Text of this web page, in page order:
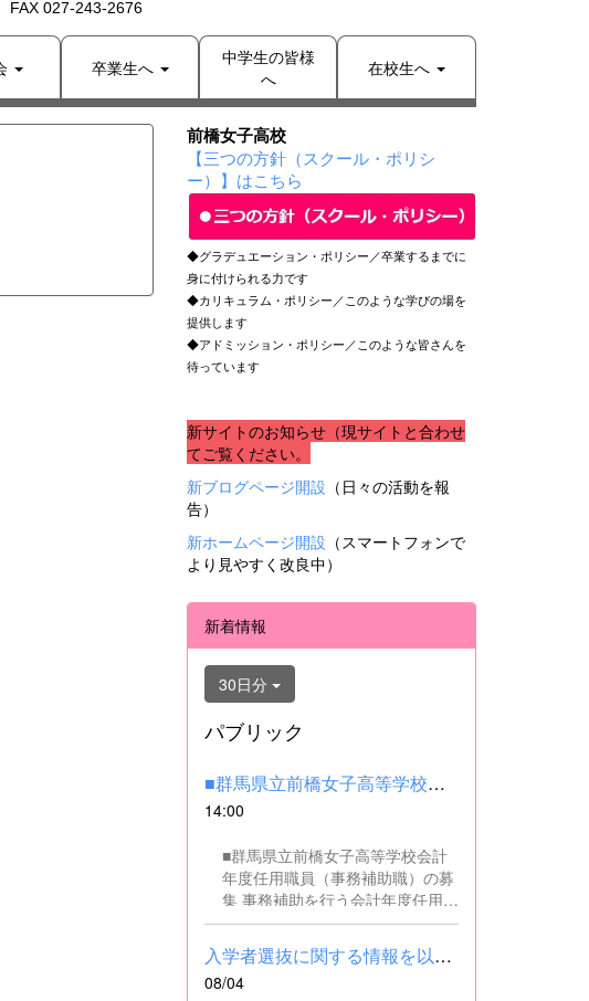
027-243-2676
卒業生へ
中学生の皆様
へ
在校生へ
前橋女子高校
【三つの方針（スクール・ポリシ
ー）】はこちら
◆グラデュエーション・ポリシー／卒業するまでに
身に付けられる力です
◆カリキュラム・ポリシー／このような学びの場を
提供します
◆アドミッション・ポリシー／このような皆さんを
待っています
新サイトのお知らせ（現サイトと合わせ
てご覧ください。
新ブログページ開設 （日々の活動を報
告）
新ホームページ開設 （スマートフォンで
より見やすく改良中）
新着情報
30日分
パブリック
■群馬県立前橋女子高等学校会計年度任用職員（事務補助職）の募集...
14:00
■群馬県立前橋女子高等学校会計
年度任用職員（事務補助職）の募
集 事務補助を行う会計年度任用職
員を募集します。 ■職務内容 事務
補助職に従事していただきます。
SSH（スーパーサイエンスハイス
クール）事業にかかるパソコンで
入学者選抜に関する情報を以下に掲載しました。(2026.8.4) ■令和...
08/04